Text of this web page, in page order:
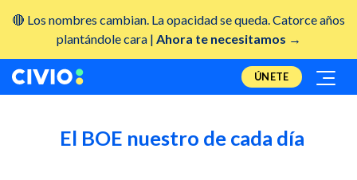
🔴 Los nombres cambian. La opacidad se queda. Catorce años
plantándole cara | Ahora te necesitamos →
ÚNETE
El BOE nuestro de cada día